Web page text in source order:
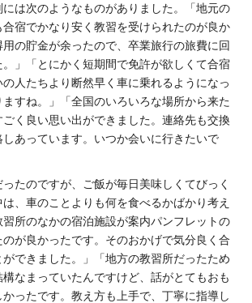
は次のようなものがありました。「地元の
宿でかなり安く教習を受けられたのが良か
の貯金が余ったので、卒業旅行の旅費に回
」「とにかく短期間で免許が欲しくて合宿
人たちより断然早く車に乗れるようになっ
すね。」「全国のいろいろな場所から来た
ごく良い思い出ができました。連絡先も交換
しあっています。いつか会いに行きたいで
ったのですが、ご飯が毎日美味しくてびっく
、車のことよりも何を食べるかばかり考え
所のなかの宿泊施設が案内パンフレットの
が良かったです。そのおかげで気分良く合
できました。」「地方の教習所だったため
なまっていたんですけど、話がとてもおも
かったです。教え方も上手で、丁寧に指導し